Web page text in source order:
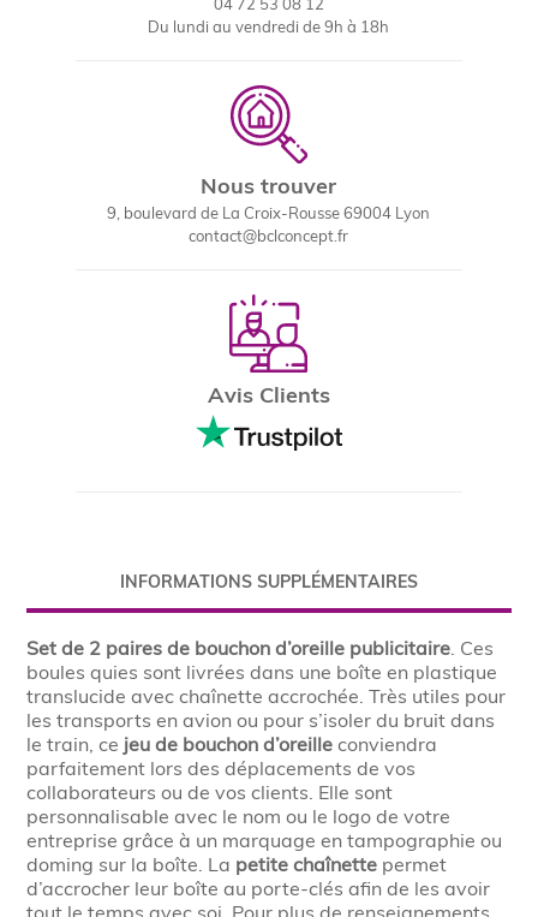
Du lundi au vendredi de 9h à 18h
Nous trouver
9, boulevard de La Croix-Rousse 69004 Lyon
contact@bclconcept.fr
Avis Clients
INFORMATIONS SUPPLÉMENTAIRES
Set de 2 paires de bouchon d’oreille publicitaire. Ces
boules quies sont livrées dans une boîte en plastique
translucide avec chaînette accrochée. Très utiles pour
les transports en avion ou pour s’isoler du bruit dans
le train, ce jeu de bouchon d’oreille conviendra
parfaitement lors des déplacements de vos
collaborateurs ou de vos clients. Elle sont
personnalisable avec le nom ou le logo de votre
entreprise grâce à un marquage en tampographie ou
doming sur la boîte. La petite chaînette permet
d’accrocher leur boîte au porte-clés afin de les avoir
tout le temps avec soi. Pour plus de renseignements,